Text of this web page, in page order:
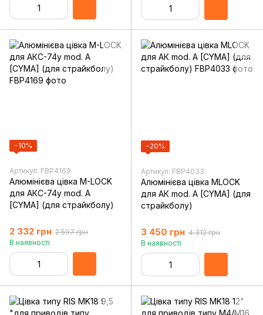
−10%
Артикул: FBP4169
Алюмінієва цівка M-LOCK
для АКС-74у mod. A
[CYMA] (для страйкболу)
2 332 грн 2 597 грн
В наявності
−20%
Артикул: FBP4033
Алюмінієва цівка MLOCK
для АК mod. A [CYMA] (для
страйкболу)
3 450 грн 4 312 грн
В наявності